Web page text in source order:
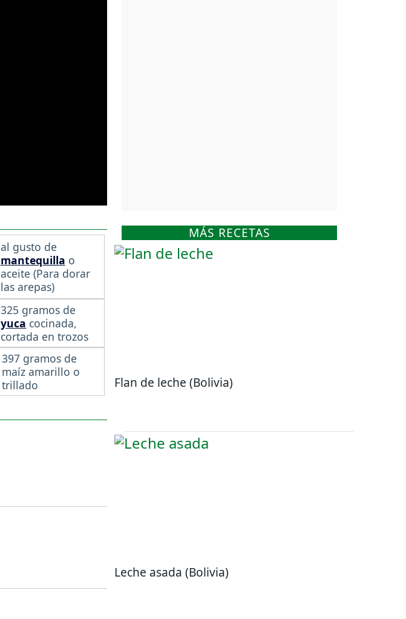
al gusto de
mantequilla o
aceite (Para dorar
las arepas)
325 gramos de
yuca cocinada,
cortada en trozos
397 gramos de
maíz amarillo o
trillado
MÁS RECETAS
Flan de leche (Bolivia)
Leche asada (Bolivia)